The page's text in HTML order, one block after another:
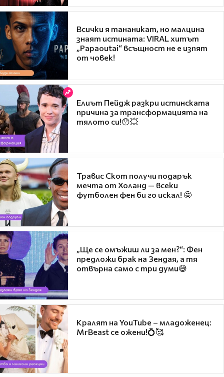
Всички я тананикат, но малцина
знаят истината: VIRAL хитът
„Papaoutai“ всъщност не е изпят
от човек!
Елиът Пейдж разкри истинската
причина за трансформацията на
тялото си!😯💥
Травис Скот получи подарък
мечта от Холанд — всеки
футболен фен би го искал! 🤩
„Ще се омъжиш ли за мен?“: Фен
предложи брак на Зендая, а тя
отвърна само с три думи😅
Кралят на YouTube – младоженец:
MrBeast се ожени!💍🥰